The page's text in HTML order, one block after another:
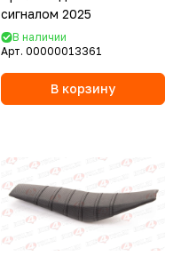
сигналом 2025
В наличии
Арт. 00000013361
В корзину